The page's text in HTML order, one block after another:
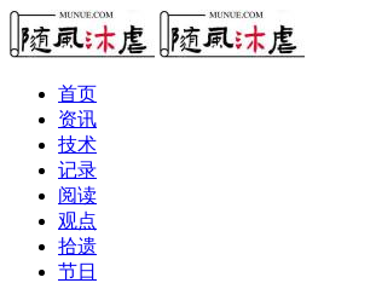
首页
资讯
技术
记录
阅读
观点
拾遗
节日